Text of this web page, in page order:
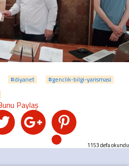
#diyanet
#genclik-bilgi-yarismasi
1153 defa okundu